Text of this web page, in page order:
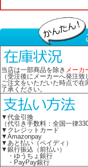
当店は一部商品を除き メーカ
（受注後にメーカーへ発注致
ご注文をいただいた時点で
了承ください。
▼代金引換
（代引き手数料：全国一律330
▼クレジットカード
▼Amazonpay
▼あと払い（ペイディ）
▼銀行振込（前払い）
・ゆうちょ銀行
・PayPay銀行